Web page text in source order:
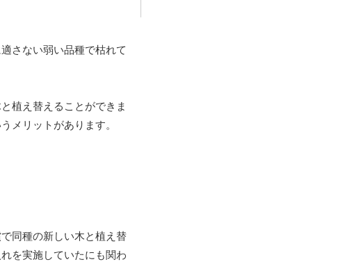
さない弱い品種で枯れて
植え替えることができま
メリットがあります。
同種の新しい木と植え替
を実施していたにも関わ